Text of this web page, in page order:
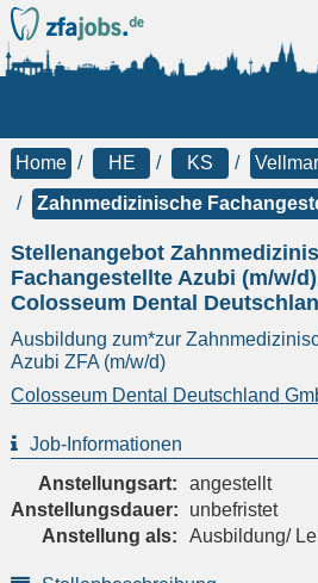
Home HE KS
Vellmar
Zahnmedizinische
Stellenangebot
Fachangestellte Azubi (m/w/
Colosseum Dental
Ausbildung zum*zur
Azubi ZFA (m/w/d)
Colosseum Dental Deutschland
Job-Informationen
Anstellungsart:
angestellt
Anstellungsdauer:
unbefristet
Anstellung als:
Ausbildung/